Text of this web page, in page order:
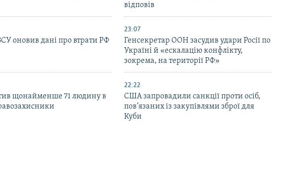
відповів
оновив дані про втрати РФ
23:07
Генсекретар ООН засудив удари Росії по
Україні й «ескалацію конфлікту,
зокрема, на території РФ»
щонайменше 71 людину в
22:22
США запровадили санкції проти осіб,
пов’язаних із закупівлями зброї для
Куби